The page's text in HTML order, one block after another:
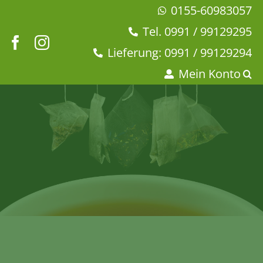
springen
0155-60983057
Tel. 0991 / 99129295
Lieferung: 0991 / 99129294
Mein Konto